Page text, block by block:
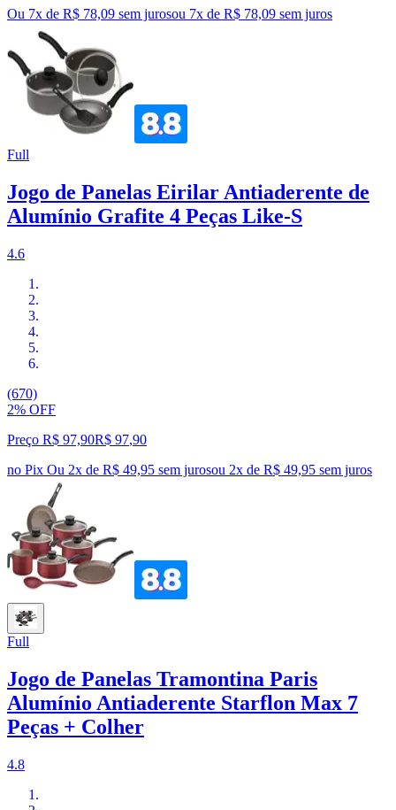
Ou 7x de R$ 78,09 sem jurosou 7x de R$ 78,09 sem juros
Full
Jogo de Panelas Eirilar Antiaderente de
Alumínio Grafite 4 Peças Like-S
4.6
(670)
2% OFF
Preço R$ 97,90R$ 97,90
no Pix Ou 2x de R$ 49,95 sem jurosou 2x de R$ 49,95 sem juros
Full
Jogo de Panelas Tramontina Paris
Alumínio Antiaderente Starflon Max 7
Peças + Colher
4.8